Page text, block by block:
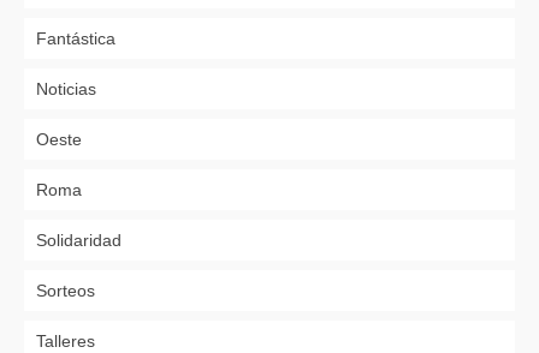
Fantástica
Noticias
Oeste
Roma
Solidaridad
Sorteos
Talleres